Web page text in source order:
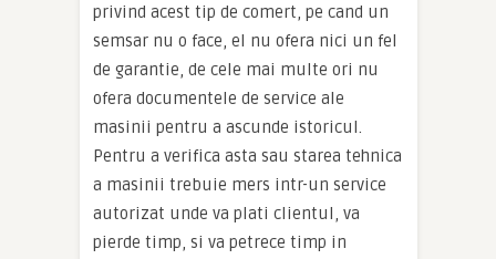
privind acest tip de comert, pe cand un
semsar nu o face, el nu ofera nici un fel
de garantie, de cele mai multe ori nu
ofera documentele de service ale
masinii pentru a ascunde istoricul.
Pentru a verifica asta sau starea tehnica
a masinii trebuie mers intr-un service
autorizat unde va plati clientul, va
pierde timp, si va petrece timp in